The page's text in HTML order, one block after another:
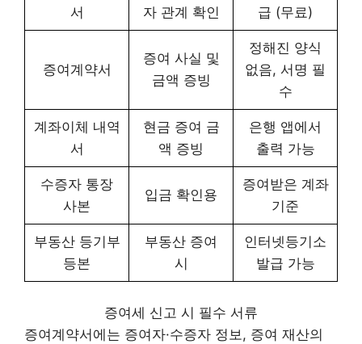
서
자 관계 확인
급 (무료)
증여계약서
증여 사실 및
금액 증빙
정해진 양식
없음, 서명 필
수
계좌이체 내역
서
현금 증여 금
액 증빙
은행 앱에서
출력 가능
수증자 통장
사본
입금 확인용
증여받은 계좌
기준
부동산 등기부
등본
부동산 증여
시
인터넷등기소
발급 가능
증여세 신고 시 필수 서류
증여계약서에는 증여자·수증자 정보, 증여 재산의